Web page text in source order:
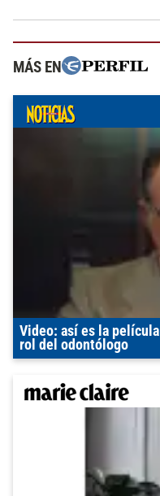
MÁS EN
Video: así es la
rol del odontólogo